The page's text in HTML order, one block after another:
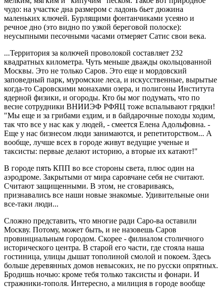
чудо: на участке дна размером с ладонь бьет дюжина
маленьких ключей. Бурлящими фонтанчиками усеяно и
речное дно (это видно по узкой береговой полоске):
неусыпными песочными часами отмеряет Сатис свои века.
...Территория за колючей проволокой составляет 232
квадратных километра. Чуть меньше дважды окольцованной
Москвы. Это не только Саров. Это еще и мордовский
заповедный парк, муромские леса, и искусственные, вырытые
когда-то Саровскими монахами озера, и полигоны Института
ядерной физики, и огороды. Кто бы мог подумать, что по
весне сотрудники ВНИИЭФ РФЯЦ тоже вспалывают грядки!
"Мы еще и за грибами ездим, и в байдарочные походы ходим,
так что все у нас как у людей, - смеется Елена Адольфовна. -
Еще у нас бизнесом люди занимаются, и репетиторством... А
вообще, лучше всех в городе живут ведущие ученые и
таксисты: первые делают историю, а вторые их катают!"
В городе пять КПП во все стороны света, плюс один на
аэродроме. Закрытыми от мира саровчане себя не считают.
Считают защищенными. В этом, не сговариваясь,
признавались все наши новые знакомые. Удивительные они
все-таки люди...
Сложно представить, что многие ради Саро-ва оставили
Москву. Потому, может быть, и не назовешь Саров
провинциальным городом. Скорее - филиалом столичного
исторического центра. В старой его части, где стояла наша
гостиница, улицы дышат тополиной смолой и покоем. Здесь
больше деревянных домов невысоких, не по русски опрятных.
Бродишь ночью: кроме тебя только таксисты и фонари. И
стражники-тополя. Интересно, а милиция в городе вообще